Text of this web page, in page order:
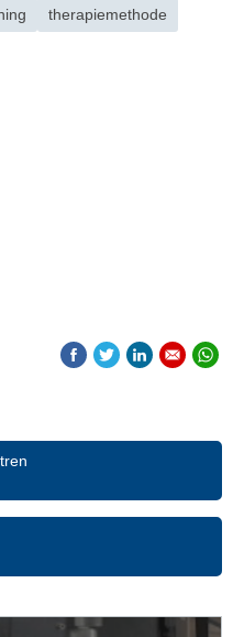
therapiemethode